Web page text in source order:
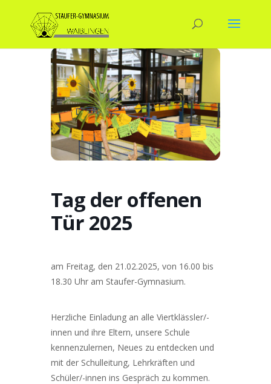
Tag der offenen
Tür 2025
am Freitag, den 21.02.2025, von 16.00 bis
18.30 Uhr am Staufer-Gymnasium.
Herzliche Einladung an alle Viertklässler/-
innen und ihre Eltern, unsere Schule
kennenzulernen, Neues zu entdecken und
mit der Schulleitung, Lehrkräften und
Schüler/-innen ins Gespräch zu kommen.